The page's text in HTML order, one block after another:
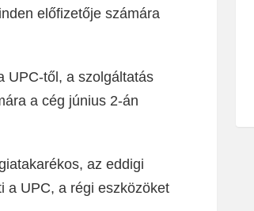
előfizetője számára
UPC-től, a szolgáltatás
a cég június 2-án
az eddigi
a UPC, a régi eszközöket